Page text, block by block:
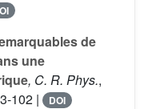
de
une
, C. R. Phys.,
102 | DOI